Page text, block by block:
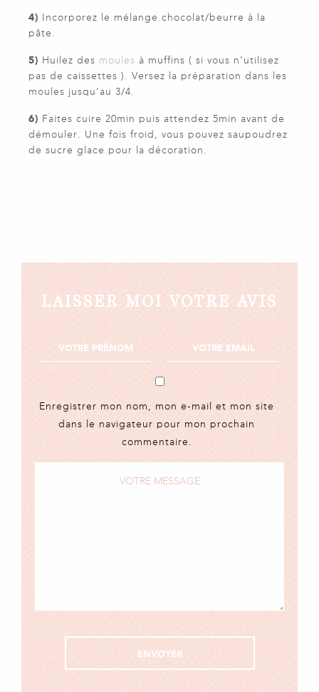
4) Incorporez le mélange chocolat/beurre à la
pâte.
5) Huilez des moules à muffins ( si vous n’utilisez
pas de caissettes ). Versez la préparation dans les
moules jusqu’au 3/4.
6) Faites cuire 20min puis attendez 5min avant de
démouler. Une fois froid, vous pouvez saupoudrez
de sucre glace pour la décoration.
LAISSER MOI VOTRE AVIS
Enregistrer mon nom, mon e-mail et mon site
dans le navigateur pour mon prochain
commentaire.